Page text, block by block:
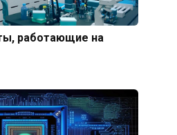
работающие на